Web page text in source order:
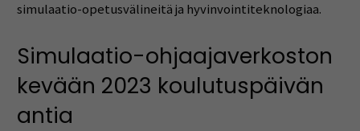
simulaatio-opetusvälineitä ja hyvinvointiteknologiaa.
Simulaatio-ohjaajaverkoston
kevään 2023 koulutuspäivän
antia